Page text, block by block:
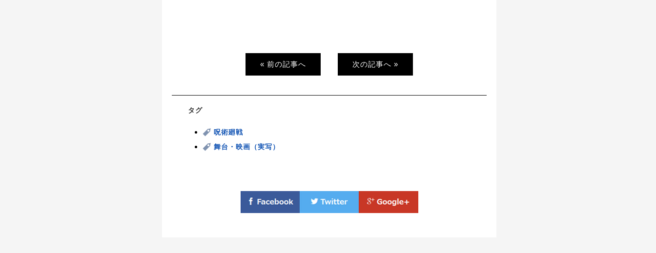
« 前の記事へ 次の記事へ »
タグ
呪術廻戦
舞台・映画（実写）